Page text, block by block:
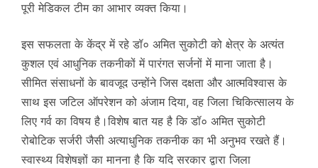
पूरी मेडिकल टीम का आभार व्यक्त किया।
इस सफलता के केंद्र में रहे डॉ० अमित सुकोटी को क्षेत्र के अत्यंत
कुशल एवं आधुनिक तकनीकों में पारंगत सर्जनों में माना जाता है।
सीमित संसाधनों के बावजूद उन्होंने जिस दक्षता और आत्मविश्वास के
साथ इस जटिल ऑपरेशन को अंजाम दिया, वह जिला चिकित्सालय के
लिए गर्व का विषय है।विशेष बात यह है कि डॉ० अमित सुकोटी
रोबोटिक सर्जरी जैसी अत्याधुनिक तकनीक का भी अनुभव रखते हैं।
स्वास्थ्य विशेषज्ञों का मानना है कि यदि सरकार द्वारा जिला